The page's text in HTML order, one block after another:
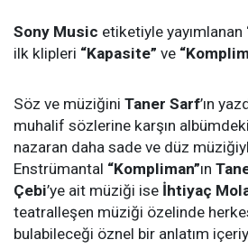
Sony Music etiketiyle yayımlanan
ilk klipleri “Kapasite” ve
Söz ve müziğini Taner Sarf’ın
muhalif sözlerine karşın
nazaran daha sade ve düz
Enstrümantal “Kompliman”ın
Çebi’ye ait müziği ise İhtiyaç
teatralleşen müziği özelinde
bulabileceği öznel bir anlatım